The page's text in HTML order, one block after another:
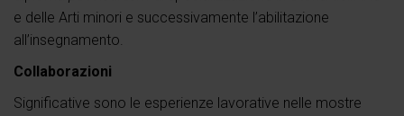
e delle Arti minori e successivamente l’abilitazione
all’insegnamento.
Collaborazioni
Significative sono le esperienze lavorative nelle mostre